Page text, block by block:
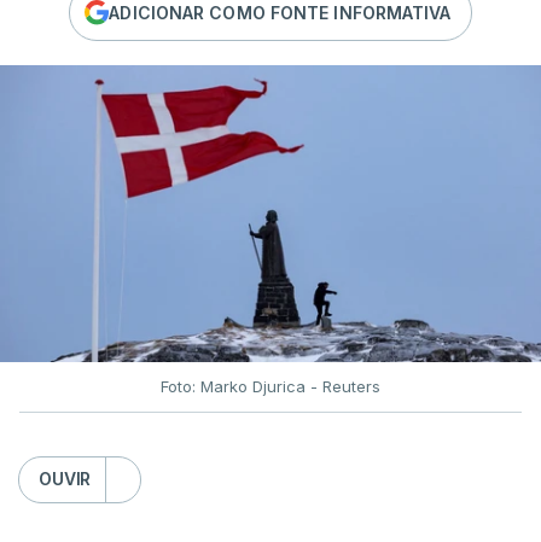
ADICIONAR COMO FONTE INFORMATIVA
Foto: Marko Djurica - Reuters
OUVIR